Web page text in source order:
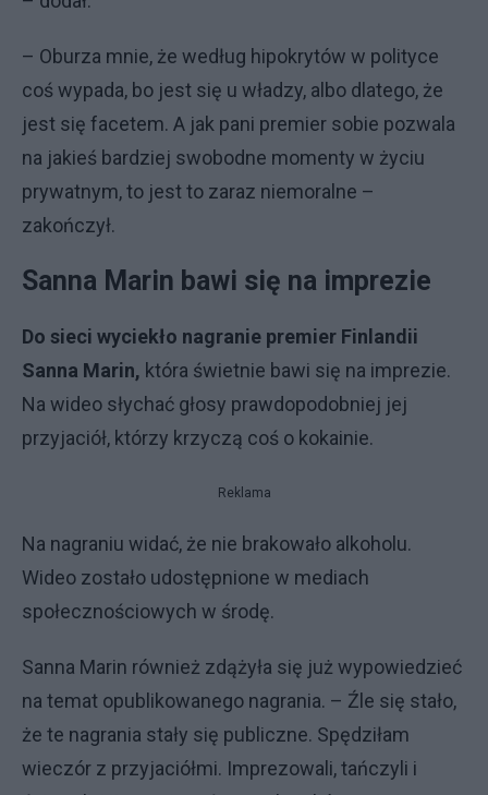
– Oburza mnie, że według hipokrytów w polityce
coś wypada, bo jest się u władzy, albo dlatego, że
jest się facetem. A jak pani premier sobie pozwala
na jakieś bardziej swobodne momenty w życiu
prywatnym, to jest to zaraz niemoralne –
zakończył.
Sanna Marin bawi się na imprezie
Do sieci wyciekło nagranie premier Finlandii
Sanna Marin, która świetnie bawi się na imprezie.
Na wideo słychać głosy prawdopodobniej jej
przyjaciół, którzy krzyczą coś o kokainie.
Reklama
Na nagraniu widać, że nie brakowało alkoholu.
Wideo zostało udostępnione w mediach
społecznościowych w środę.
Sanna Marin również zdążyła się już wypowiedzieć
na temat opublikowanego nagrania. – Źle się stało,
że te nagrania stały się publiczne. Spędziłam
wieczór z przyjaciółmi. Imprezowali, tańczyli i